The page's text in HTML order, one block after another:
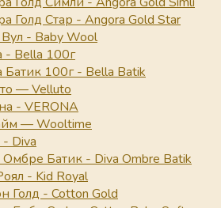
Голд Стар - Angora Gold Star
- Baby Wool
- Bella 100г
Батик 100г - Bella Batik
— Velluto
- VERONA
— Wooltime
Diva
Батик - Diva Ombre Batik
- Kid Royal
Голд - Cotton Gold